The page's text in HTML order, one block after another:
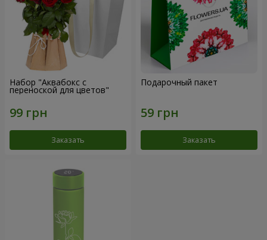
Набор "Аквабокс с
переноской для цветов"
Заказать
Подарочный пакет
Заказать